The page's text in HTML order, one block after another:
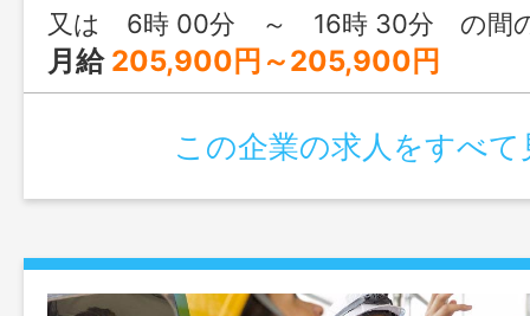
ト ＊１年間は期間雇用で、１年経過後に
ります。 ※変更範囲：会社の定める業務
又は 6時 00分 ～ 16時 30分 の間
月給 205,900円～205,900円
この企業の求人をすべて